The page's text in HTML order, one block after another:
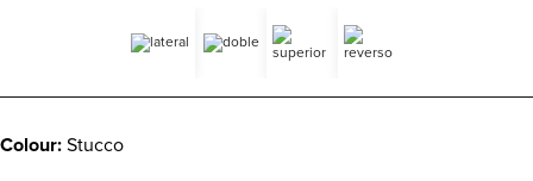
Colour: Stucco